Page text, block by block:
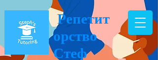
Репетит
орство
Стеф